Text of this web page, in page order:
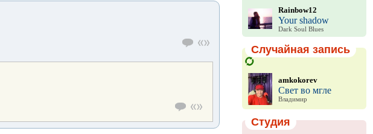
Rainbow12
Your shadow
Dark Soul Blues
Случайная запись
amkokorev
Свет во мгле
Владимир
Студия